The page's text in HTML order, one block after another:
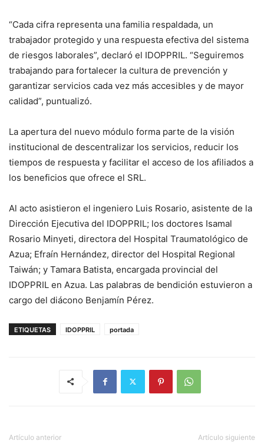
“Cada cifra representa una familia respaldada, un
trabajador protegido y una respuesta efectiva del sistema
de riesgos laborales”, declaró el IDOPPRIL. “Seguiremos
trabajando para fortalecer la cultura de prevención y
garantizar servicios cada vez más accesibles y de mayor
calidad”, puntualizó.
La apertura del nuevo módulo forma parte de la visión
institucional de descentralizar los servicios, reducir los
tiempos de respuesta y facilitar el acceso de los afiliados a
los beneficios que ofrece el SRL.
Al acto asistieron el ingeniero Luis Rosario, asistente de la
Dirección Ejecutiva del IDOPPRIL; los doctores Isamal
Rosario Minyeti, directora del Hospital Traumatológico de
Azua; Efraín Hernández, director del Hospital Regional
Taiwán; y Tamara Batista, encargada provincial del
IDOPPRIL en Azua. Las palabras de bendición estuvieron a
cargo del diácono Benjamín Pérez.
ETIQUETAS IDOPPRIL portada
Artículo anterior Artículo siguiente